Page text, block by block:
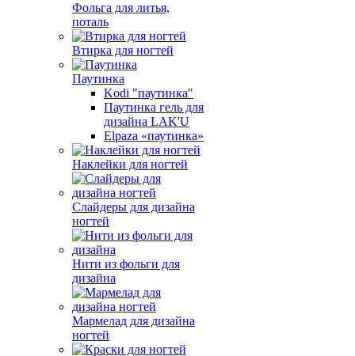
Фольга для литья,
поталь
Втирка для ногтей
Паутинка
Kodi "паутинка"
Паутинка гель для
дизайна LAK'U
Elpaza «паутинка»
Наклейки для ногтей
Слайдеры для дизайна
ногтей
Нити из фольги для
дизайна
Мармелад для дизайна
ногтей